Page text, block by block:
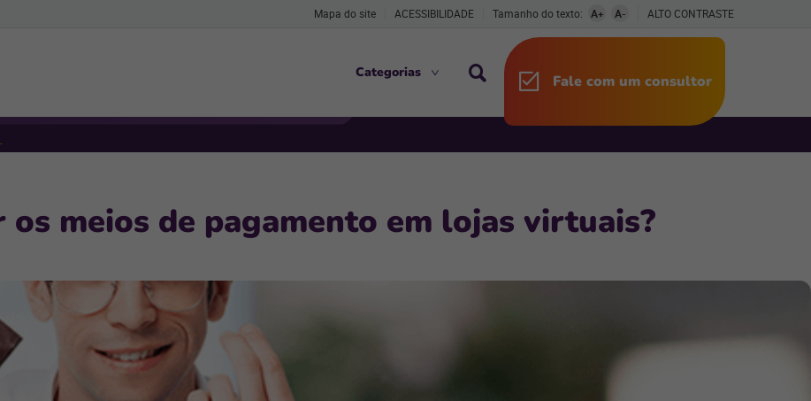
Mapa do site ACESSIBILIDADE Tamanho do texto: A+ A- ALTO CONTRASTE
Categorias Fale com um consultor
os meios de pagamento em lojas virtuais?